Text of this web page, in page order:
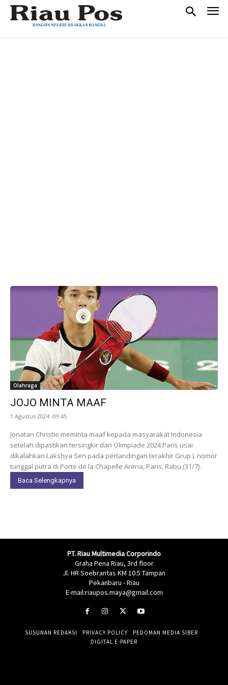
Olahraga
JOJO MINTA MAAF
1 Agustus 2024 -09:45
Jonatan Christie meminta maaf kepada masyarakat Indonesia
setelah dipastikan tersingkir dari Olimpiade 2024 Paris usai
dikalahkan Lakshya Sen pada pertandingan terakhir Grup L nomor
tunggal putra di Porte de la Chapelle Arena, Paris, Rabu (31/7).
Baca Selengkapnya
PT. Riau Multimedia Corporindo
Graha Pena Riau, 3rd floor
Jl. HR Soebrantas KM 10.5 Tampan
Pekanbaru - Riau
E-mail:riaupos.maya@gmail.com
SUSUNAN REDAKSI PRIVACY POLICY
PEDOMAN MEDIA SIBER
DIGITAL E-PAPER